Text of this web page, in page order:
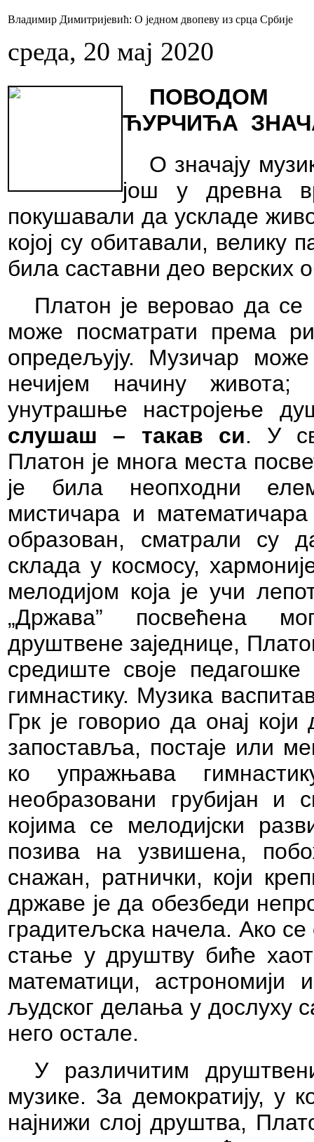
Владимир Димитријевић: О једном двопеву из срца Србије
среда, 20 мај 2020
ПОВОДОМ
ЋУРЧИЋА
О значају
још у древна
покушавали да ускладе
којој су обитавали,
била саставни део верских
Платон је веровао да
може посматрати према
опредељују. Музичар
нечијем начину живота;
унутрашње настројење
слушаш – такав си. У
Платон је многа места
је била неопходни
мистичара и
образован, сматрали су
склада у космосу,
мелодијом која је учи
„Држава” посвећена
друштвене заједнице,
средиште своје
гимнастику. Музика
Грк је говорио да онај
запоставља, постаје или
ко упражњава
необразовани грубијан и
којима се мелодијски
позива на узвишена,
снажан, ратнички, који
државе је да обезбеди
градитељска начела. Ако
стање у друштву биће
математици,
људског делања у дослуху
него остале.
У различитим
музике. За демократију, у
најнижи слој друштва,